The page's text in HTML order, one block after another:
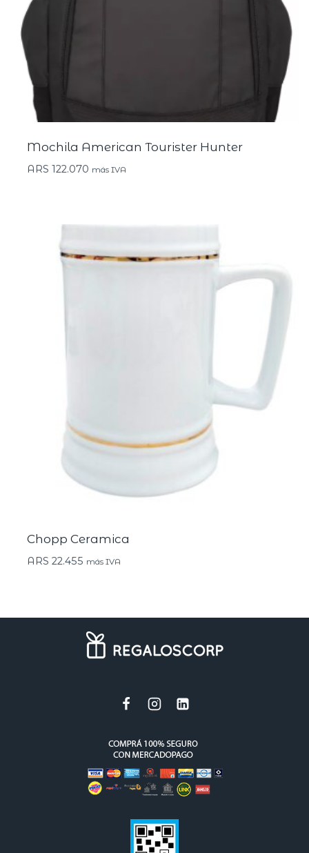
Mochila American Tourister Hunter
ARS 122.070 más IVA
Chopp Ceramica
ARS 22.455 más IVA